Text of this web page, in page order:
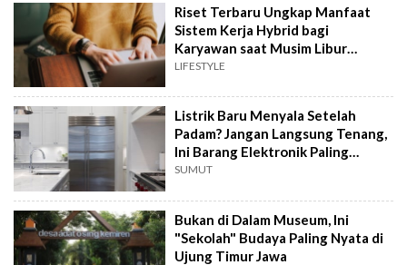
Riset Terbaru Ungkap Manfaat
Sistem Kerja Hybrid bagi
Karyawan saat Musim Libur
Sekolah
LIFESTYLE
Listrik Baru Menyala Setelah
Padam? Jangan Langsung Tenang,
Ini Barang Elektronik Paling
Rawan Rusak
SUMUT
Bukan di Dalam Museum, Ini
"Sekolah" Budaya Paling Nyata di
Ujung Timur Jawa